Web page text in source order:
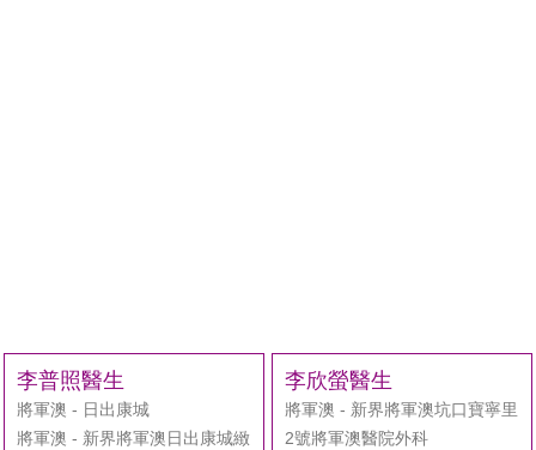
李普照醫生
將軍澳 - 日出康城
將軍澳 - 新界將軍澳日出康城緻
李欣螢醫生
將軍澳 - 新界將軍澳坑口寶寧里
2號將軍澳醫院外科